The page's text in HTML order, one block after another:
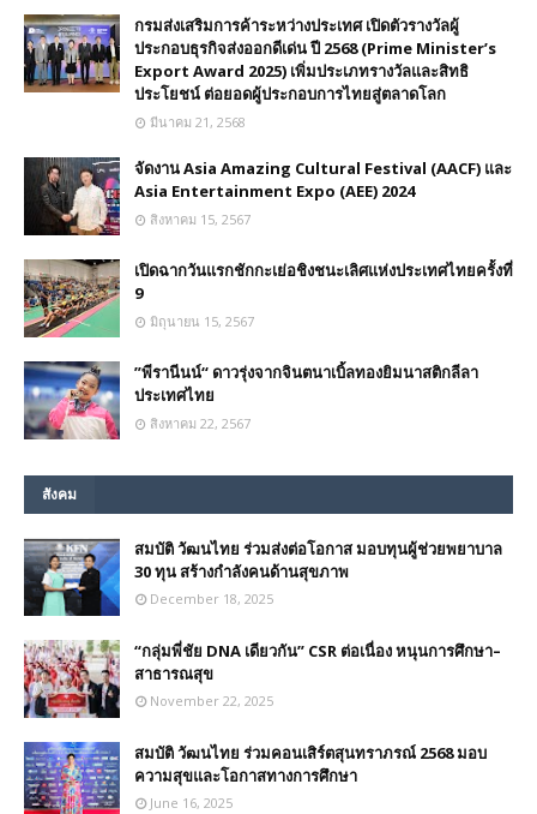
กรมส่งเสริมการค้าระหว่างประเทศ เปิดตัวรางวัลผู้
ประกอบธุรกิจส่งออกดีเด่น ปี 2568 (Prime Minister’s
Export Award 2025) เพิ่มประเภทรางวัลและสิทธิ
ประโยชน์ ต่อยอดผู้ประกอบการไทยสู่ตลาดโลก
มีนาคม 21, 2568
จัดงาน Asia Amazing Cultural Festival (AACF) และ
Asia Entertainment Expo (AEE) 2024
สิงหาคม 15, 2567
เปิดฉากวันแรกชักกะเย่อชิงชนะเลิศแห่งประเทศไทยครั้งที่
9
มิถุนายน 15, 2567
”พีรานีนน์“​ ดาวรุ่งจากจินตนาเบิ้ลทองยิมนาสติกลีลา
ประเทศไทย
สิงหาคม 22, 2567
สังคม
สมบัติ วัฒนไทย ร่วมส่งต่อโอกาส มอบทุนผู้ช่วยพยาบาล
30 ทุน สร้างกำลังคนด้านสุขภาพ
December 18, 2025
“กลุ่มพี่ชัย DNA เดียวกัน” CSR ต่อเนื่อง หนุนการศึกษา–
สาธารณสุข
November 22, 2025
สมบัติ วัฒนไทย ร่วมคอนเสิร์ตสุนทราภรณ์ 2568 มอบ
ความสุขและโอกาสทางการศึกษา
June 16, 2025